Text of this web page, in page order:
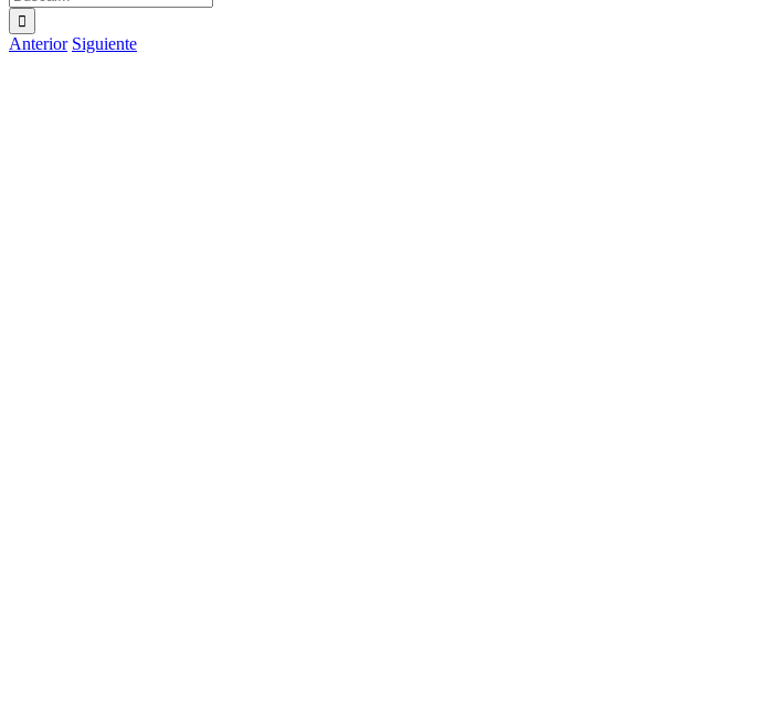
Anterior Siguiente